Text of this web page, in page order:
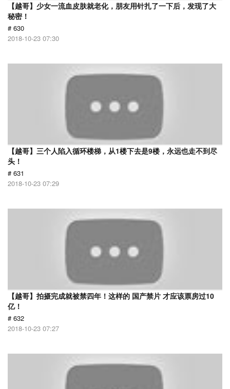
【越哥】少女一流血皮肤就老化，朋友用针扎了一下后，发现了大
秘密！
# 630
2018-10-23 07:30
【越哥】三个人陷入循环楼梯，从1楼下去是9楼，永远也走不到尽
头！
# 631
2018-10-23 07:29
【越哥】拍摄完成就被禁四年！这样的 国产禁片 才应该票房过10
亿！
# 632
2018-10-23 07:27